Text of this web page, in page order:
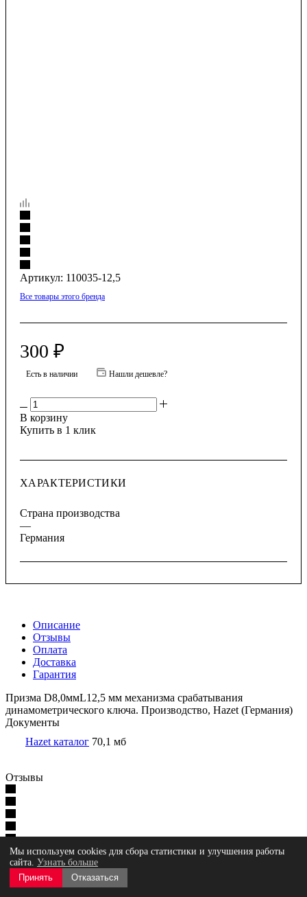
Артикул: 110035-12,5
Все товары этого бренда
300 ₽
Есть в наличии Нашли дешевле?
В корзину
Купить в 1 клик
ХАРАКТЕРИСТИКИ
Страна производства
—
Германия
Описание
Отзывы
Оплата
Доставка
Гарантия
Призма D8,0ммL12,5 мм механизма срабатывания
динамометрического ключа. Производство, Hazet (Германия)
Документы
Hazet каталог 70,1 мб
Отзывы
Нет оценок
Оставить отзыв
Мы используем cookies для сбора статистики и улучшения работы
сайта. Узнать больше
Принять
Отказаться